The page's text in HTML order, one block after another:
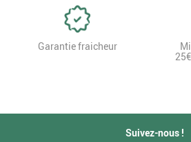
Garantie fraicheur
Suivez-nous !